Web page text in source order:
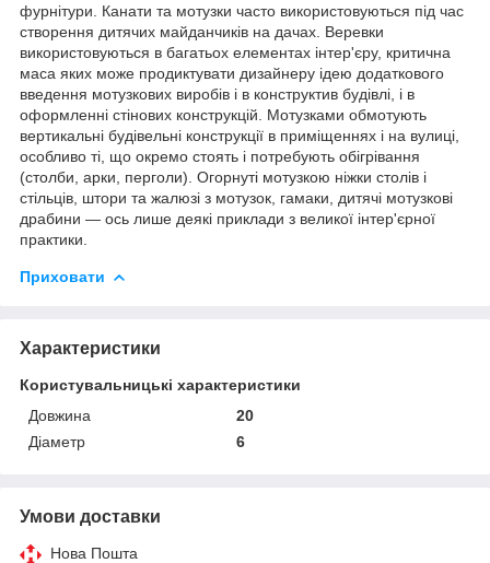
фурнітури. Канати та мотузки часто використовуються під час
створення дитячих майданчиків на дачах. Веревки
використовуються в багатьох елементах інтер'єру, критична
маса яких може продиктувати дизайнеру ідею додаткового
введення мотузкових виробів і в конструктив будівлі, і в
оформленні стінових конструкцій. Мотузками обмотують
вертикальні будівельні конструкції в приміщеннях і на вулиці,
особливо ті, що окремо стоять і потребують обігрівання
(столби, арки, перголи). Огорнуті мотузкою ніжки столів і
стільців, штори та жалюзі з мотузок, гамаки, дитячі мотузкові
драбини — ось лише деякі приклади з великої інтер'єрної
практики.
Приховати
Характеристики
Користувальницькі характеристики
Довжина
20
Діаметр
6
Умови доставки
Нова Пошта